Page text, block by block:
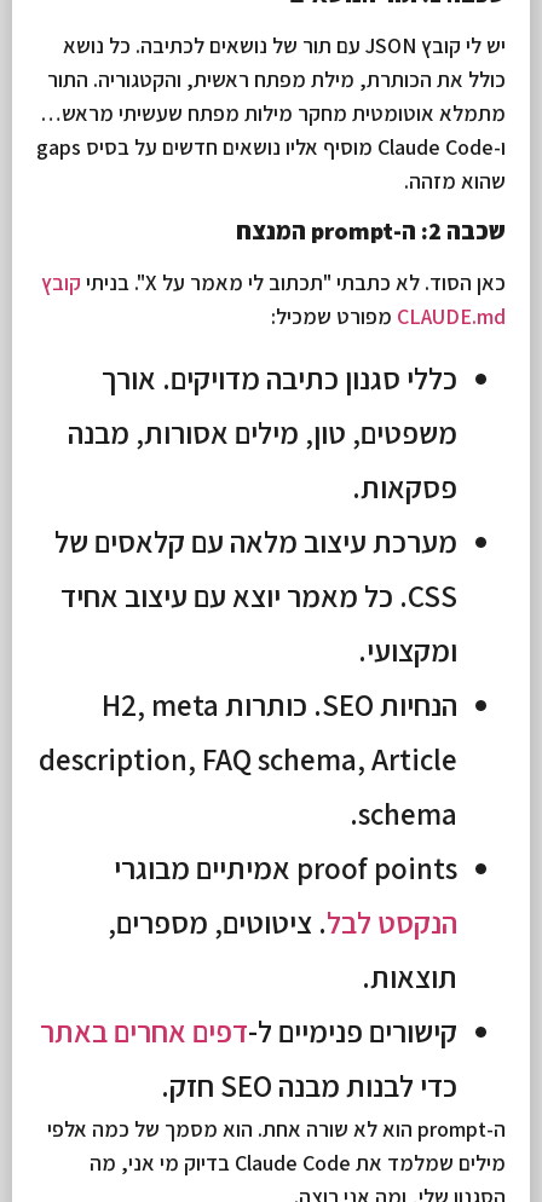
יש לי קובץ JSON עם תור של נושאים לכתיבה. כל נושא
כולל את הכותרת, מילת מפתח ראשית, והקטגוריה. התור
מתמלא אוטומטית מחקר מילות מפתח שעשיתי מראש…
ו-Claude Code מוסיף אליו נושאים חדשים על בסיס gaps
שהוא מזהה.
שכבה 2: ה-prompt המנצח
כאן הסוד. לא כתבתי "תכתוב לי מאמר על X". בניתי
קובץ
CLAUDE.md מפורט שמכיל:
כללי סגנון כתיבה מדויקים. אורך
משפטים, טון, מילים אסורות, מבנה
פסקאות.
מערכת עיצוב מלאה עם קלאסים של
CSS. כל מאמר יוצא עם עיצוב אחיד
ומקצועי.
הנחיות SEO. כותרות H2, meta
description, FAQ schema, Article
schema.
proof points אמיתיים מבוגרי
הנקסט לבל. ציטוטים, מספרים,
תוצאות.
קישורים פנימיים ל-דפים אחרים באתר
כדי לבנות מבנה SEO חזק.
ה-prompt הוא לא שורה אחת. הוא מסמך של כמה אלפי
מילים שמלמד את Claude Code בדיוק מי אני, מה